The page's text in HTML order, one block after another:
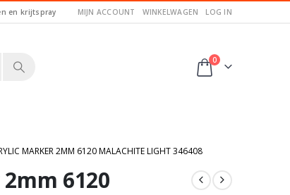
en krijtspray MIJN ACCOUNT WINKELWAGEN LOG IN
0
MARKER 2MM 6120 MALACHITE LIGHT 346408
6120